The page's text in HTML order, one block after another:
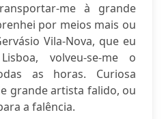
me à grande
por meios mais ou
Vila-Nova, que eu
volveu-se-me o
as horas. Curiosa
grande artista falido, ou
a falência.